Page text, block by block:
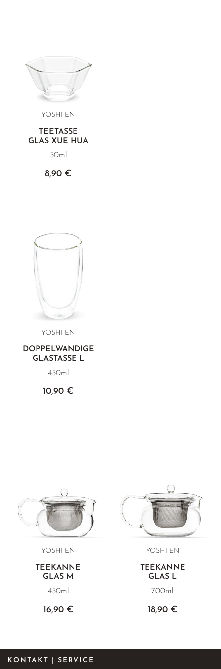
YOSHI EN
TEETASSE
GLAS XUE HUA
50ml
8,90 €
YOSHI EN
DOPPELWANDIGE
GLASTASSE L
450ml
10,90 €
YOSHI EN
TEEKANNE
GLAS M
450ml
16,90 €
YOSHI EN
TEEKANNE
GLAS L
700ml
18,90 €
KONTAKT | SERVICE